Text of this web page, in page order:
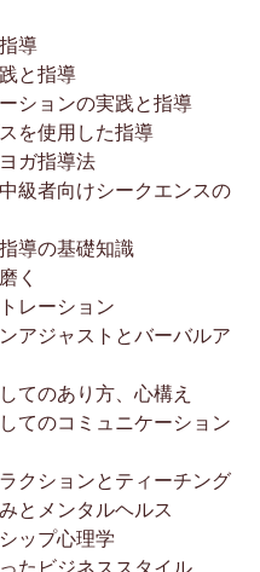
導
と指導
ションの実践と指導
を使用した指導
ガ指導法
級者向けシークエンスの
導の基礎知識
く
レーション
アジャストとバーバルア
てのあり方、心構え
てのコミュニケーション
クションとティーチング
とメンタルヘルス
ップ心理学
たビジネススタイル